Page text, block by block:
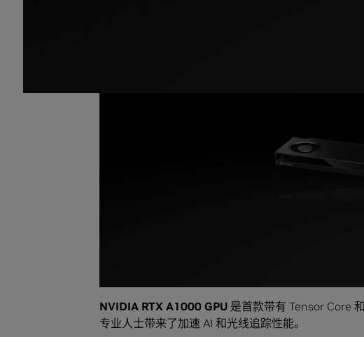
NVIDIA RTX A1000 GPU 是首款带有 Tensor Core
专业人士带来了加速 AI 和光线追踪性能。